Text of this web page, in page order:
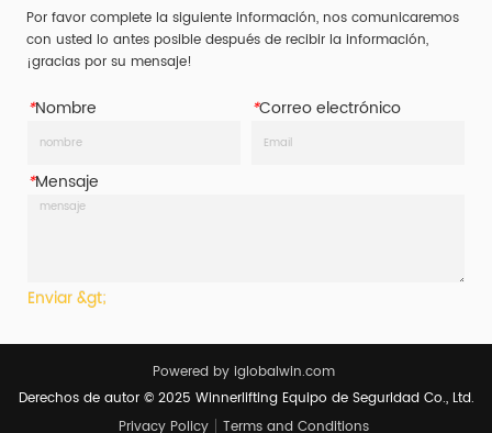
Por favor complete la siguiente información, nos comunicaremos
con usted lo antes posible después de recibir la información,
¡gracias por su mensaje!
*Nombre *Correo electrónico
*Mensaje
Enviar &gt;
Powered by iglobalwin.com
Derechos de autor © 2025 Winnerlifting Equipo de Seguridad Co., Ltd.
Privacy Policy
Terms and Conditions